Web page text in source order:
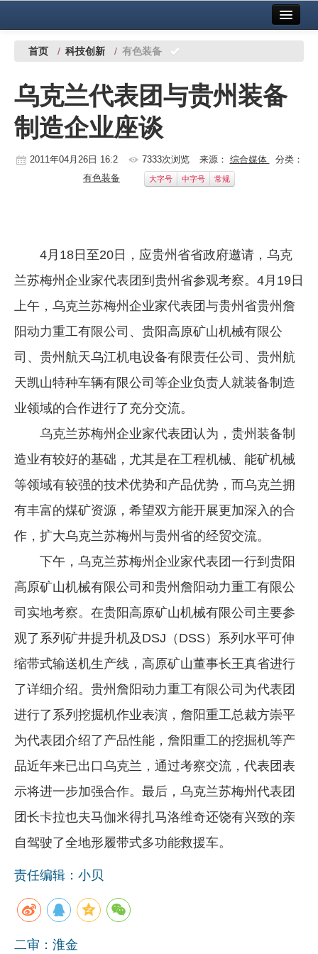
中国有色金属报社主办 广告服务
铜镍铅锌
铝
稀有稀土
地矿 建设
党建工作
企业文化
《资源再生》杂志
数字报
首页 / 科技创新 / 有色装备
乌克兰代表团与贵州装备
制造企业座谈
2011年04月26日 16:2 7333次浏览 来源： 综合媒体
分类：
有色装备
大字号 中字号 常规
4月18日至20日，应贵州省省政府邀请，乌克
兰苏梅州企业家代表团到贵州省参观考察。4月19日
上午，乌克兰苏梅州企业家代表团与贵州省贵州詹
阳动力重工有限公司、贵阳高原矿山机械有限公
司、贵州航天乌江机电设备有限责任公司、贵州航
天凯山特种车辆有限公司等企业负责人就装备制造
业领域的合作进行了充分交流。
乌克兰苏梅州企业家代表团认为，贵州装备制
造业有较好的基础，尤其是在工程机械、能矿机械
等领域有较强的技术优势和产品优势，而乌克兰拥
有丰富的煤矿资源，希望双方能开展更加深入的合
作，扩大乌克兰苏梅州与贵州省的经贸交流。
下午，乌克兰苏梅州企业家代表团一行到贵阳
高原矿山机械有限公司和贵州詹阳动力重工有限公
司实地考察。在贵阳高原矿山机械有限公司主要参
观了系列矿井提升机及DSJ（DSS）系列水平可伸
缩带式输送机生产线，高原矿山董事长王真省进行
了详细介绍。贵州詹阳动力重工有限公司为代表团
进行了系列挖掘机作业表演，詹阳重工总裁方崇平
为代表团介绍了产品性能，詹阳重工的挖掘机等产
品近年来已出口乌克兰，通过考察交流，代表团表
示将进一步加强合作。最后，乌克兰苏梅州代表团
团长卡拉也夫马伽米得扎马洛维奇还饶有兴致的亲
自驾驶了全地形履带式多功能救援车。
责任编辑：小贝
二审：淮金